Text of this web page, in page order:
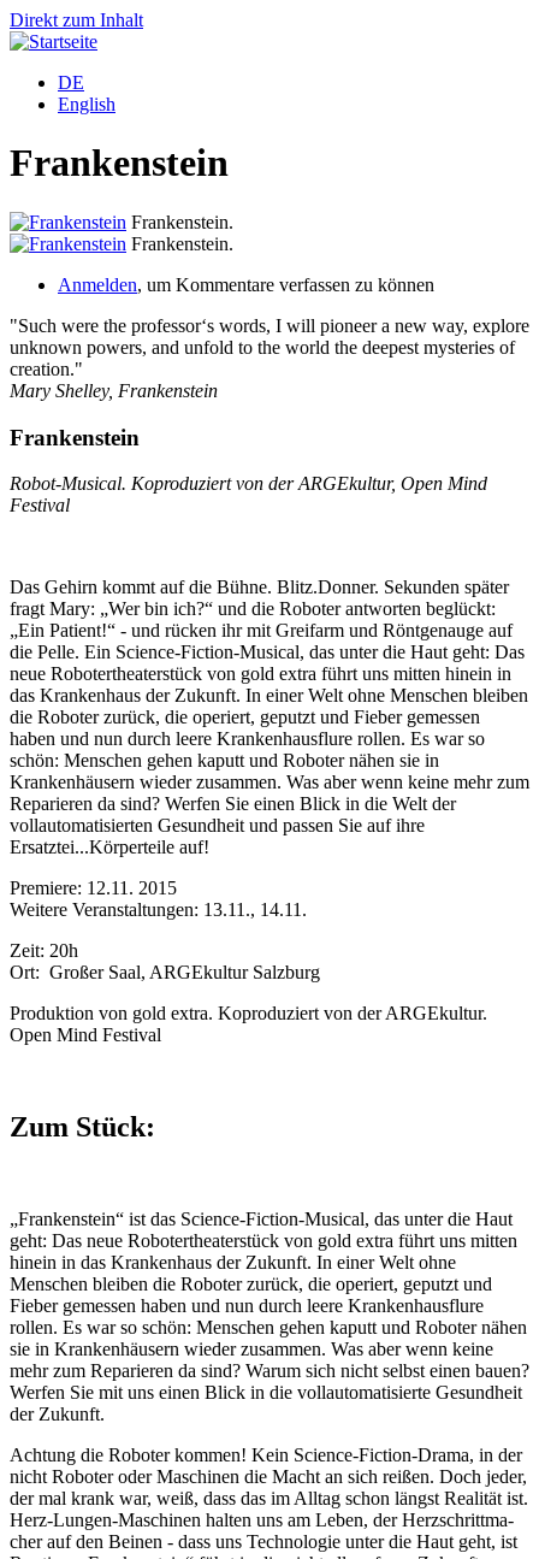
Direkt zum Inhalt
DE
English
Frankenstein
Frankenstein.
Frankenstein.
Anmelden, um Kommentare verfassen zu können
"Such were the professor‘s words, I will pioneer a new way, explore
unknown powers, and unfold to the world the deepest mysteries of
creation."
Mary Shelley, Frankenstein
Frankenstein
Robot-Musical. Koproduziert von der ARGEkultur, Open Mind
Festival
Das Gehirn kommt auf die Bühne. Blitz.Donner. Sekunden später
fragt Mary: „Wer bin ich?“ und die Roboter antworten beglückt:
„Ein Patient!“ - und rücken ihr mit Greifarm und Rönt­genauge auf
die Pelle. Ein Science-Fiction-Musical, das unter die Haut geht: Das
neue Robo­tertheaterstück von gold extra führt uns mitten hinein in
das Krankenhaus der Zukunft. In einer Welt ohne Menschen bleiben
die Roboter zurück, die operiert, geputzt und Fieber ge­messen
haben und nun durch leere Krankenhausflure rollen. Es war so
schön: Menschen ge­hen kaputt und Roboter nähen sie in
Krankenhäusern wieder zusammen. Was aber wenn keine mehr zum
Reparieren da sind? Werfen Sie einen Blick in die Welt der
vollautomatisier­ten Gesundheit und passen Sie auf ihre
Ersatztei...Körperteile auf!
Premiere: 12.11. 2015
Weitere Veranstaltungen: 13.11., 14.11.
Zeit: 20h
Ort: Großer Saal, ARGEkultur Salzburg
Produktion von gold extra. Koproduziert von der ARGEkultur.
Open Mind Festival
Zum Stück:
„Frankenstein“ ist das Science-Fiction-Musical, das unter die Haut
geht: Das neue Roboter­theaterstück von gold extra führt uns mitten
hinein in das Krankenhaus der Zukunft. In einer Welt ohne
Menschen bleiben die Roboter zurück, die operiert, geputzt und
Fieber gemessen haben und nun durch leere Krankenhausflure
rollen. Es war so schön: Menschen gehen ka­putt und Roboter nähen
sie in Krankenhäusern wieder zusammen. Was aber wenn keine
mehr zum Reparieren da sind? Warum sich nicht selbst einen bauen?
Werfen Sie mit uns einen Blick in die vollautomatisierte Gesundheit
der Zukunft.
Achtung die Roboter kommen! Kein Science-Fiction-Drama, in der
nicht Roboter oder Ma­schinen die Macht an sich reißen. Doch jeder,
der mal krank war, weiß, dass das im Alltag schon längst Rea­lität ist.
Herz-Lungen-Maschinen halten uns am Leben, der Herzschrittma­
cher auf den Bei­nen - dass uns Technologie unter die Haut geht, ist